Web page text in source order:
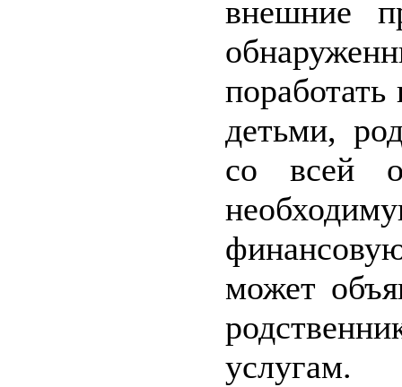
внешние
детьми,
со всей
может
услугам.